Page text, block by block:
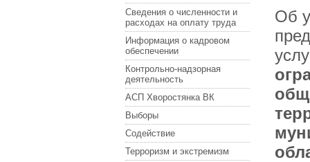
Сведения о численности и
расходах на оплату труда
Информация о кадровом
обеспечении
Контрольно-надзорная
деятельность
АСП Хворостянка ВК
Выборы
Содействие
Терроризм и экстремизм
Об